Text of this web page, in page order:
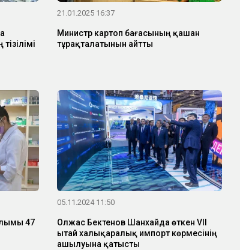
21.01.2025 16:37
Министр картоп бағасының қашан
тұрақталатынын айтты
47
05.11.2024 11:50
Олжас Бектенов Шанхайда өткен VII
Қытай халықаралық импорт көрмесінің
ашылуына қатысты